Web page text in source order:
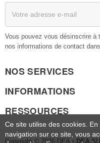
Vous pouvez vous désinscrire à
nos informations de contact
NOS SERVICES
INFORMATIONS
RESSOURCES
Copyright © 2026 DEA • DEA
Ce site utilise des cookies.
navigation sur ce site, vous